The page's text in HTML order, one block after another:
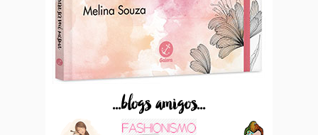
...blogs amigos...